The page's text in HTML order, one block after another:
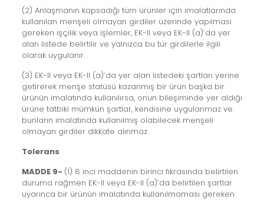
(2) Anlaşmanın kapsadığı tüm ürünler için imalatlarında
kullanılan menşeli olmayan girdiler üzerinde yapılması
gereken işçilik veya işlemler, EK-II veya EK-II (a)’da yer
alan listede belirtilir ve yalnızca bu tür girdilerle ilgili
olarak uygulanır.
(3) EK-II veya EK-II (a)’da yer alan listedeki şartları yerine
getirerek menşe statüsü kazanmış bir ürün başka bir
ürünün imalatında kullanılırsa, onun bileşiminde yer aldığı
ürüne tatbiki mümkün şartlar, kendisine uygulanmaz ve
bunların imalatında kullanılmış olabilecek menşeli
olmayan girdiler dikkate alınmaz.
Tolerans
MADDE 9- (1) 8 inci maddenin birinci fıkrasında belirtilen
duruma rağmen EK-II veya EK-II (a)’da belirtilen şartlar
uyarınca bir ürünün imalatında kullanılmaması gereken